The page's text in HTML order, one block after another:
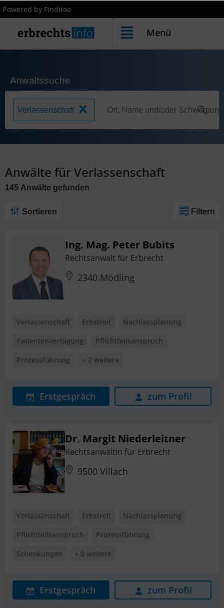
Powered by Finditoo
Menü
Anwaltssuche
Verlassenschaft
Anwälte für Verlassenschaft
145 Anwälte gefunden
Sortieren Filtern
Ing. Mag. Peter Bubits
Rechtsanwalt für Erbrecht
2340 Mödling
Verlassenschaft Erbstreit
Nachlassplanung
Patientenverfügung
Pflichtteilsanspruch
Prozessführung
+ 2 weitere
Erstgespräch zum Profil
Dr. Margit Niederleitner
Rechtsanwältin für Erbrecht
9500 Villach
Verlassenschaft Erbstreit
Nachlassplanung
Pflichtteilsanspruch
Prozessführung
Schenkungen
+ 0 weitere
Erstgespräch zum Profil